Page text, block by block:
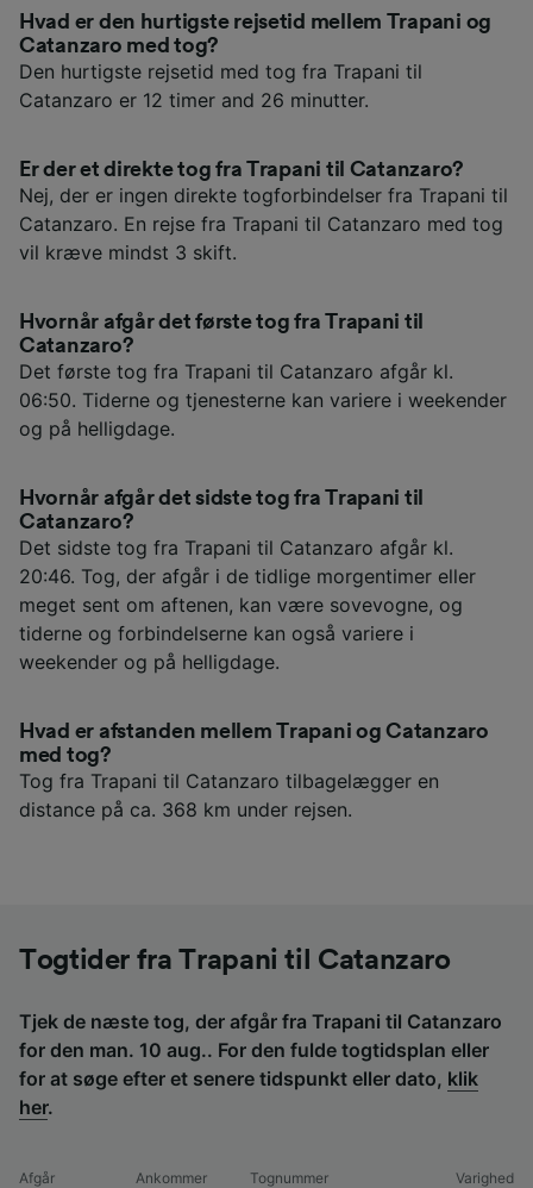
Hvad er den hurtigste rejsetid mellem Trapani og
Catanzaro med tog?
Den hurtigste rejsetid med tog fra Trapani til
Catanzaro er 12 timer and 26 minutter.
Er der et direkte tog fra Trapani til Catanzaro?
Nej, der er ingen direkte togforbindelser fra Trapani til
Catanzaro. En rejse fra Trapani til Catanzaro med tog
vil kræve mindst 3 skift.
Hvornår afgår det første tog fra Trapani til
Catanzaro?
Det første tog fra Trapani til Catanzaro afgår kl.
06:50. Tiderne og tjenesterne kan variere i weekender
og på helligdage.
Hvornår afgår det sidste tog fra Trapani til
Catanzaro?
Det sidste tog fra Trapani til Catanzaro afgår kl.
20:46. Tog, der afgår i de tidlige morgentimer eller
meget sent om aftenen, kan være sovevogne, og
tiderne og forbindelserne kan også variere i
weekender og på helligdage.
Hvad er afstanden mellem Trapani og Catanzaro
med tog?
Tog fra Trapani til Catanzaro tilbagelægger en
distance på ca. 368 km under rejsen.
Togtider fra Trapani til Catanzaro
Tjek de næste tog, der afgår fra Trapani til Catanzaro
for den man. 10 aug.. For den fulde togtidsplan eller
for at søge efter et senere tidspunkt eller dato, klik
her.
Afgår Ankommer Tognummer Varighed